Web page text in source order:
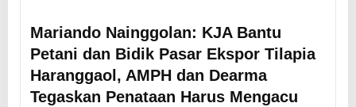
Mariando Nainggolan: KJA Bantu
Petani dan Bidik Pasar Ekspor Tilapia
Haranggaol, AMPH dan Dearma
Tegaskan Penataan Harus Mengacu